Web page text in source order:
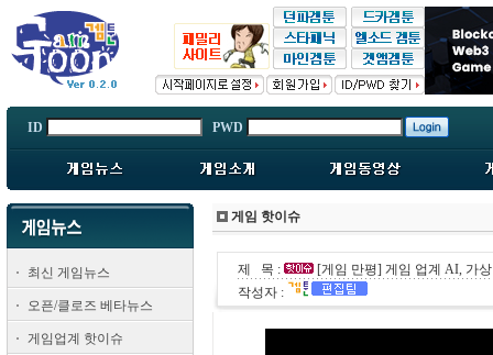
ID PWD
최신 게임뉴스
오픈/클로즈 베타뉴스
게임업계 핫이슈
게임 핫이슈
제 목 :
[게임 만평] 게임 업계 AI, 가상
작성자 :